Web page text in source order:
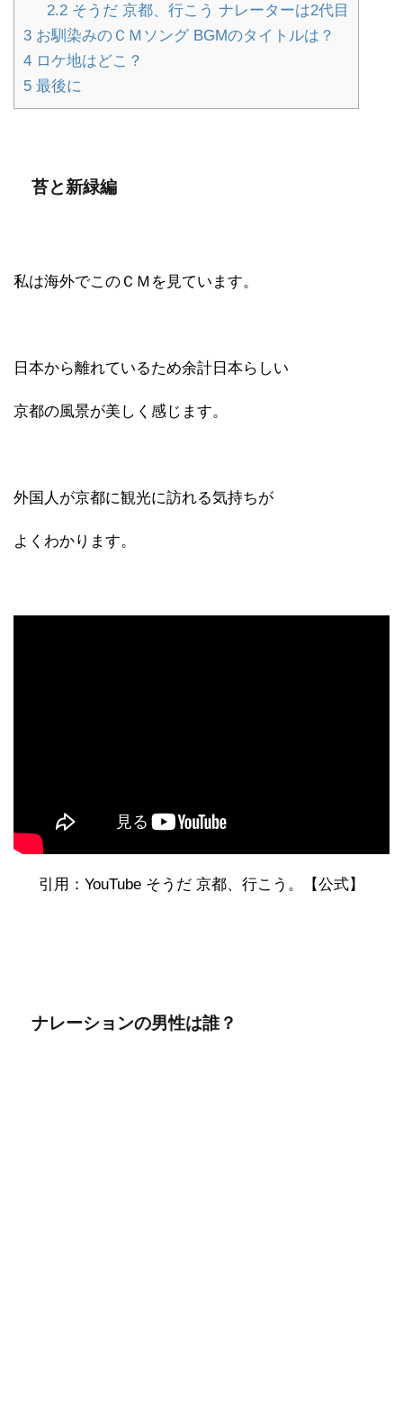
2.2そうだ 京都、行こう ナレーターは2代目
3 お馴染みのＣＭソング BGMのタイトルは？
4 ロケ地はどこ？
5 最後に
苔と新緑編
私は海外でこのＣＭを見ています。
日本から離れているため余計日本らしい
京都の風景が美しく感じます。
外国人が京都に観光に訪れる気持ちが
よくわかります。
引用：YouTube そうだ 京都、行こう。【公式】
ナレーションの男性は誰？